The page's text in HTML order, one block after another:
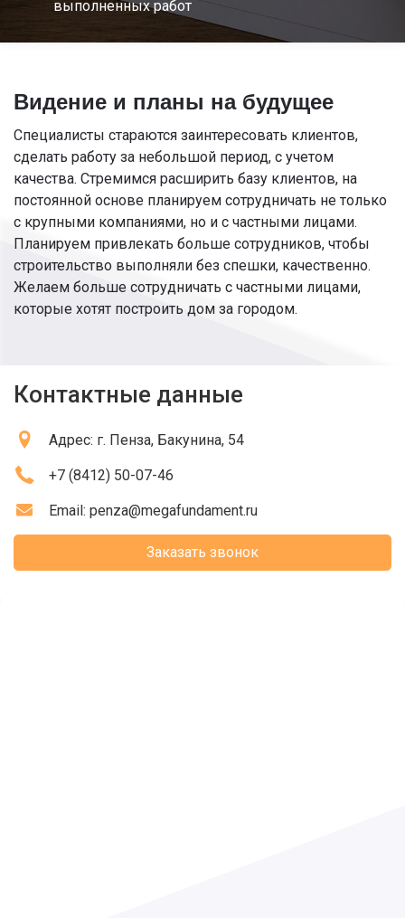
выполненных работ
Видение и планы на будущее
Специалисты стараются заинтересовать клиентов,
сделать работу за небольшой период, с учетом
качества. Стремимся расширить базу клиентов, на
постоянной основе планируем сотрудничать не только
с крупными компаниями, но и с частными лицами.
Планируем привлекать больше сотрудников, чтобы
строительство выполняли без спешки, качественно.
Желаем больше сотрудничать с частными лицами,
которые хотят построить дом за городом.
Контактные данные
Адрес: г. Пенза, Бакунина, 54
+7 (8412) 50-07-46
Email: penza@megafundament.ru
Заказать звонок